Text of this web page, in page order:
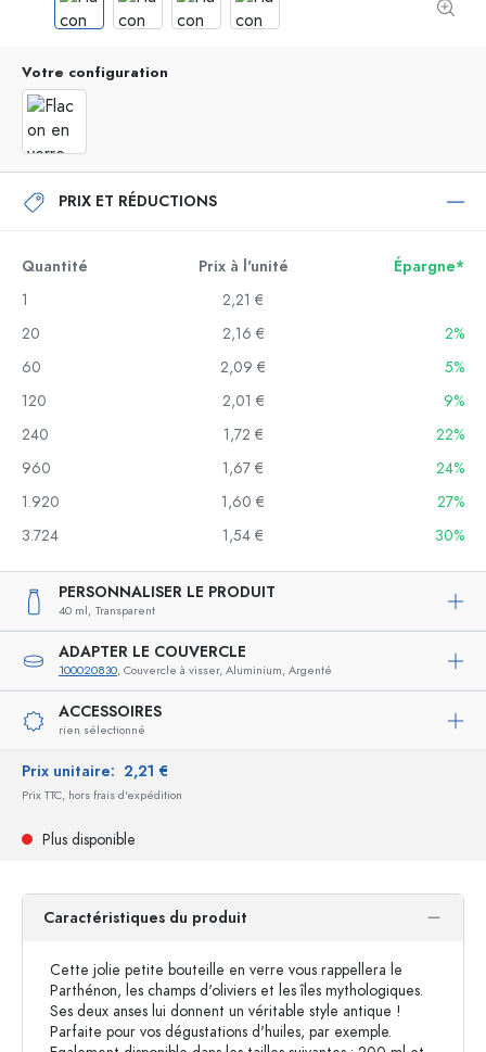
Votre configuration
PRIX ET RÉDUCTIONS
Quantité Prix à l'unité
Épargne*
1
2,21 €
20
2,16 €
2%
60
2,09 €
5%
120
2,01 €
9%
240
1,72 €
22%
960
1,67 €
24%
1.920
1,60 €
27%
3.724
1,54 € 30%
PERSONNALISER LE PRODUIT
40 ml, Transparent
ADAPTER LE COUVERCLE
100020830, Couvercle à visser, Aluminium, Argenté
ACCESSOIRES
rien sélectionné
Prix unitaire: 2,21 €
Prix TTC, hors frais d'expédition
Plus disponible
Caractéristiques du produit
Cette jolie petite bouteille en verre vous rappellera le
Parthénon, les champs d'oliviers et les îles mythologiques.
Ses deux anses lui donnent un véritable style antique !
Parfaite pour vos dégustations d'huiles, par exemple.